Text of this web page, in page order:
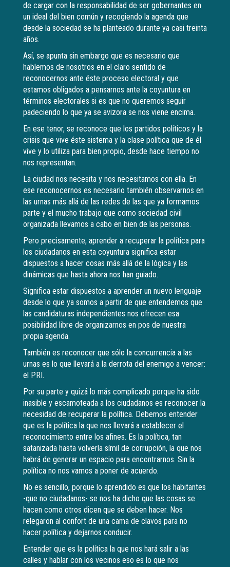
de cargar con la responsabilidad de ser gobernantes en
un ideal del bien común y recogiendo la agenda que
desde la sociedad se ha planteado durante ya casi treinta
años.
Así, se apunta sin embargo que es necesario que
hablemos de nosotros en el claro sentido de
reconocernos ante éste proceso electoral y que
estamos obligados a pensarnos ante la coyuntura en
términos electorales si es que no queremos seguir
padeciendo lo que ya se avizora se nos viene encima.
En ese tenor, se reconoce que los partidos políticos y la
crisis que vive éste sistema y la clase política que de él
vive y lo utiliza para bien propio, desde hace tiempo no
nos representan.
La ciudad nos necesita y nos necesitamos con ella. En
ese reconocernos es necesario también observarnos en
las urnas más allá de las redes de las que ya formamos
parte y el mucho trabajo que como sociedad civil
organizada llevamos a cabo en bien de las personas.
Pero precisamente, aprender a recuperar la política para
los ciudadanos en esta coyuntura significa estar
dispuestos a hacer cosas más allá de la lógica y las
dinámicas que hasta ahora nos han guiado.
Significa estar dispuestos a aprender un nuevo lenguaje
desde lo que ya somos a partir de que entendemos que
las candidaturas independientes nos ofrecen esa
posibilidad libre de organizarnos en pos de nuestra
propia agenda.
También es reconocer que sólo la concurrencia a las
urnas es lo que llevará a la derrota del enemigo a vencer:
el PRI.
Por su parte y quizá lo más complicado porque ha sido
inasible y escamoteada a los ciudadanos es reconocer la
necesidad de recuperar la política. Debemos entender
que es la política la que nos llevará a establecer el
reconocimiento entre los afines. Es la política, tan
satanizada hasta volverla símil de corrupción, la que nos
habrá de generar un espacio para encontrarnos. Sin la
política no nos vamos a poner de acuerdo.
No es sencillo, porque lo aprendido es que los habitantes
-que no ciudadanos- se nos ha dicho que las cosas se
hacen como otros dicen que se deben hacer. Nos
relegaron al confort de una cama de clavos para no
hacer política y dejarnos conducir.
Entender que es la política la que nos hará salir a las
calles y hablar con los vecinos eso es lo que nos